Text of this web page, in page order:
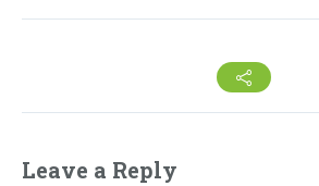
Leave a Reply